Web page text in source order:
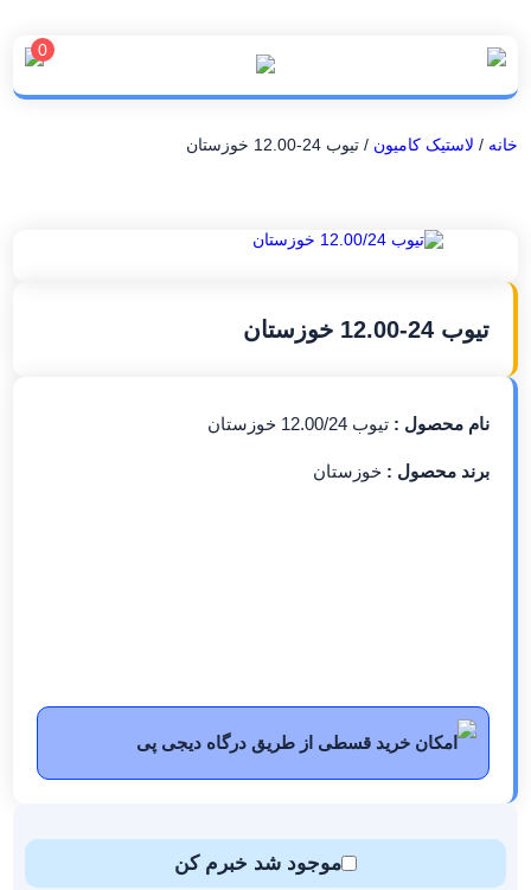
0
خانه / لاستیک کامیون / تیوب 24-12.00 خوزستان
تیوب 24-12.00 خوزستان
نام محصول : تیوب 12.00/24 خوزستان
برند محصول : خوزستان
امکان خرید قسطی از طریق درگاه دیجی پی
موجود شد خبرم کن